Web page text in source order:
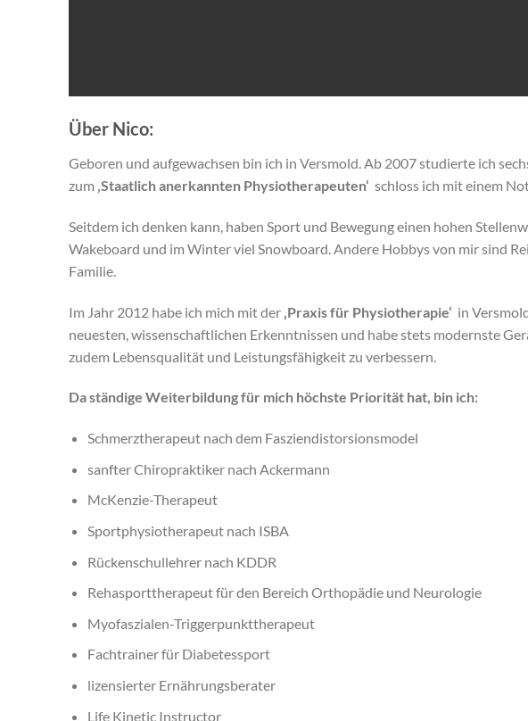
Über Nico:
Geboren und aufgewachsen bin ich in Versmold. Ab 2007 studierte ich
zum ‚Staatlich anerkannten Physiotherapeuten‘ schloss ich mit einem
Seitdem ich denken kann, haben Sport und Bewegung einen hohen
Wakeboard und im Winter viel Snowboard. Andere Hobbys von mir sind
Familie.
Im Jahr 2012 habe ich mich mit der ‚Praxis für Physiotherapie‘ in
neuesten, wissenschaftlichen Erkenntnissen und habe stets modernste
zudem Lebensqualität und Leistungsfähigkeit zu verbessern.
Da ständige Weiterbildung für mich höchste Priorität hat, bin ich:
Schmerztherapeut nach dem Fasziendistorsionsmodel
sanfter Chiropraktiker nach Ackermann
McKenzie-Therapeut
Sportphysiotherapeut nach ISBA
Rückenschullehrer nach KDDR
Rehasporttherapeut für den Bereich Orthopädie und Neurologie
Myofaszialen-Triggerpunkttherapeut
Fachtrainer für Diabetessport
lizensierter Ernährungsberater
Life Kinetic Instructor